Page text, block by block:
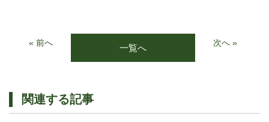
« 前へ 一覧へ 次へ »
関連する記事